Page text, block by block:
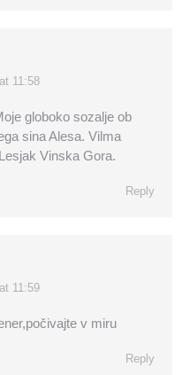
11:58
globoko sozalje ob
sina Alesa. Vilma
Vinska Gora.
Reply
11:59
v miru
Reply